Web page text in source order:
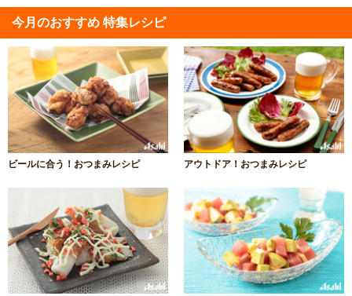
今月のおすすめ 特集レシピ
ビールに合う！おつまみレシピ アウトドア！おつまみレシピ